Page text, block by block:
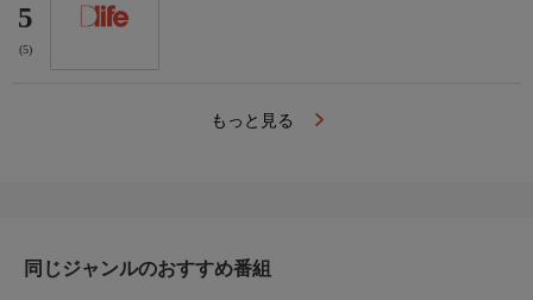
5
(5)
もっと見る
同じジャンルのおすすめ番組